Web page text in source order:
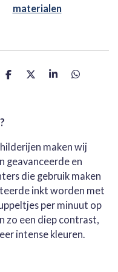
materialen
D
D
S
D
maken wij
geavanceerde en
die gebruik maken
inkt worden met
per minuut op
zo een diep contrast,
intense kleuren.